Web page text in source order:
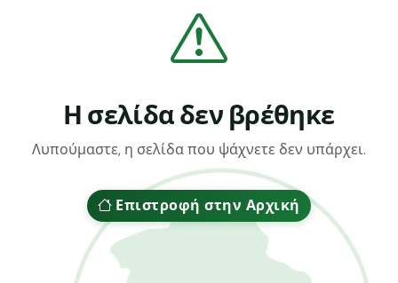
Η σελίδα δεν βρέθηκε
Λυπούμαστε, η σελίδα που ψάχνετε δεν υπάρχει.
Επιστροφή στην Αρχική